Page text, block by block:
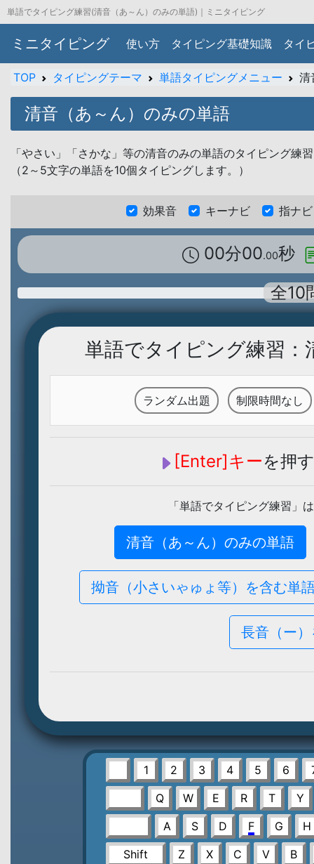
単語でタイピング練習(清音（あ～ん）のみの単語)｜ミニタイピング
ミニタイピング 使い方 タイピング基礎知識 タイ
TOP タイピングテーマ 単語タイピングメニュー 清
清音（あ～ん）のみの単語
「やさい」「さかな」等の清音のみの単語のタイピング練
（2～5文字の単語を10個タイピングします。）
効果音 キーナビ 指ナビ
00分00.00秒
全10
単語でタイピング練習：
ランダム出題 制限時間なし
[Enter]キーを押
「単語でタイピング練習」
清音（あ～ん）のみの単語
拗音（小さいゃゅょ等）を含む単
長音（ー
1 2 3 4 5 6
Q
W E R T
Y
A
S D F G
H
Shift
Z X C V
B